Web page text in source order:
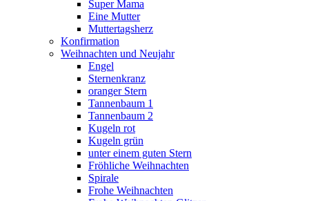
Super Mama
Eine Mutter
Muttertagsherz
Konfirmation
Weihnachten und Neujahr
Engel
Sternenkranz
oranger Stern
Tannenbaum 1
Tannenbaum 2
Kugeln rot
Kugeln grün
unter einem guten Stern
Fröhliche Weihnachten
Spirale
Frohe Weihnachten